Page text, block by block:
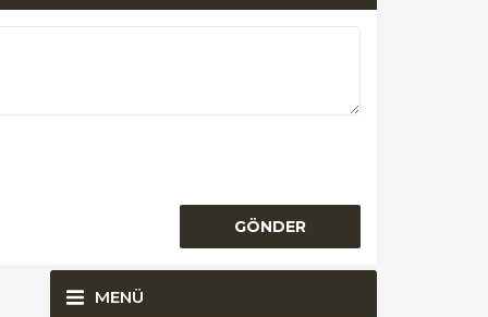
MENÜ